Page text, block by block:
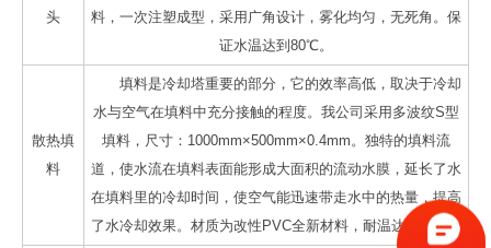
头
料，一次注塑成型，采用广角设计，雾化均匀，无死角。保
证水温达到80℃。
散热填
料
填料是冷却塔重要的部分，它的效率高低，取决于冷却
水与空气在填料中充分接触的程度。我公司采用多波纹S型
填料，尺寸：1000mm×500mm×0.4mm。独特的填料流
道，使水流在填料表面能形成大面积的流动水膜，延长了水
在填料里的冷却时间，使空气能迅速带走水中的热量，提高
了水冷却效果。材质为改性PVC全新材料，耐温达到60℃。